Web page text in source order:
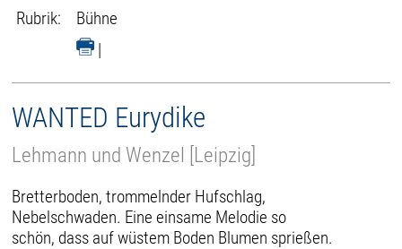
Rubrik:
Bühne
|
WANTED Eurydike
Lehmann und Wenzel [Leipzig]
Bretterboden, trommelnder Hufschlag,
Nebelschwaden. Eine einsame Melodie so
schön, dass auf wüstem Boden Blumen sprießen.